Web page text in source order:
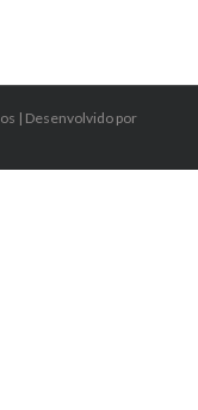
| Desenvolvido por